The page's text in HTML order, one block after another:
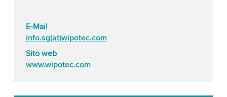
E-Mail
info.sg(at)wipotec.com
Sito web
www.wipotec.com